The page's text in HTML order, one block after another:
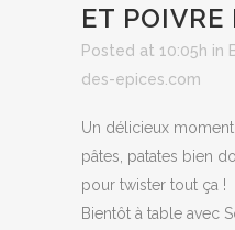
ET POIVRE
Posted at 10:05h in
des-epices.com
Un délicieux
pâtes, patates bien
pour twister tout ça !
Bientôt à table avec